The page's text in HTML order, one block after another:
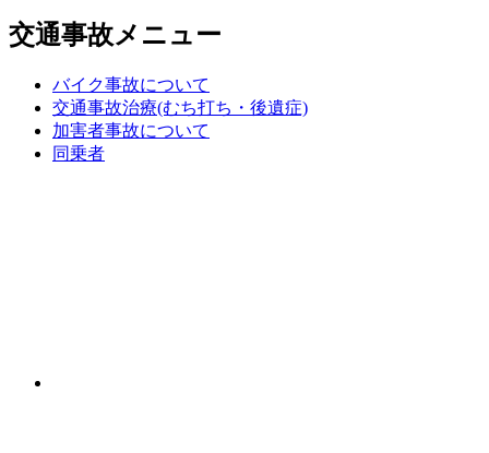
交通事故メニュー
バイク事故について
交通事故治療(むち打ち・後遺症)
加害者事故について
同乗者